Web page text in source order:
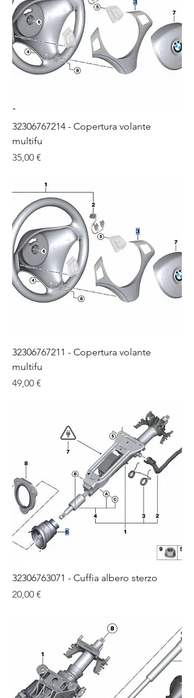
32306767214 - Copertura volante
multifu
Цена
35,00 €
32306767211 - Copertura volante
multifu
Цена
49,00 €
32306763071 - Cuffia albero sterzo
Цена
20,00 €